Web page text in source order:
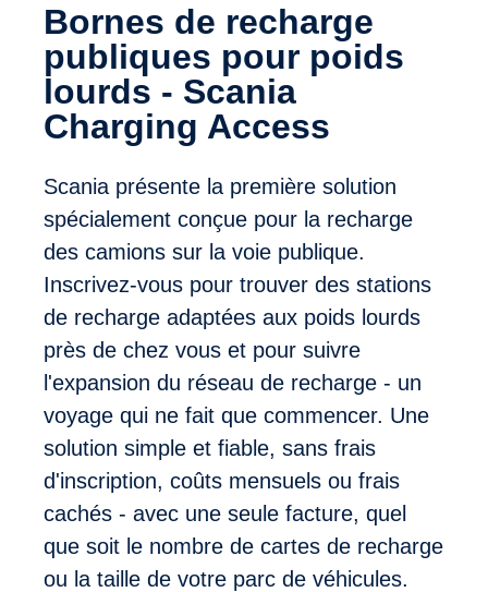
Bornes de recharge
publiques pour poids
lourds - Scania
Charging Access
Scania présente la première solution
spécialement conçue pour la recharge
des camions sur la voie publique.
Inscrivez-vous pour trouver des stations
de recharge adaptées aux poids lourds
près de chez vous et pour suivre
l'expansion du réseau de recharge - un
voyage qui ne fait que commencer. Une
solution simple et fiable, sans frais
d'inscription, coûts mensuels ou frais
cachés - avec une seule facture, quel
que soit le nombre de cartes de recharge
ou la taille de votre parc de véhicules.